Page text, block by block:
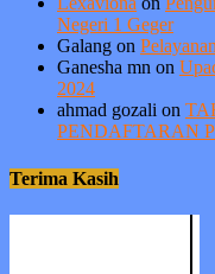
Negeri 1 Geger
Galang on
Ganesha mn on
2024
ahmad gozali on
PENDAFTARAN
Terima Kasih